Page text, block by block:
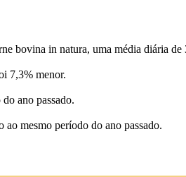
bovina in natura, uma média diária de
7,3% menor.
ano passado.
mesmo período do ano passado.